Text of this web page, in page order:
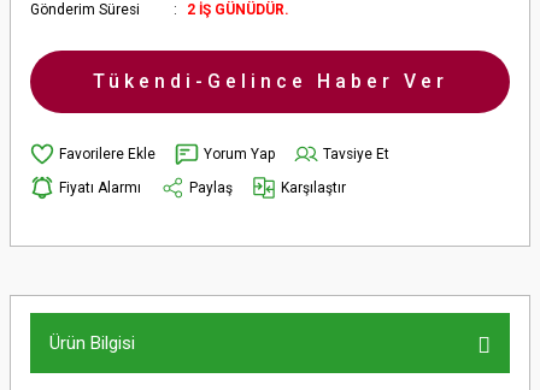
Gönderim Süresi
2 İŞ GÜNÜDÜR.
Tükendi-Gelince Haber Ver
Yorum Yap
Tavsiye Et
Fiyatı Alarmı
Paylaş Karşılaştır
Ürün Bilgisi